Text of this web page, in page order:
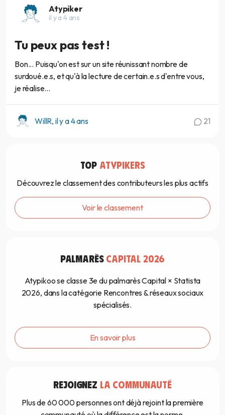
Atypiker
il y a 4 ans
Tu peux pas test !
Bon... Puisqu'on est sur un site réunissant nombre de
surdoué.e.s, et qu'à la lecture de certain.e.s d'entre vous,
je réalise...
WillR, il y a 4 ans 21
TOP ATYPIKERS
Découvrez le classement des contributeurs les plus actifs
Voir le classement
PALMARÈS CAPITAL 2026
Atypikoo se classe 3e du palmarès Capital × Statista
2026, dans la catégorie Rencontres & réseaux sociaux
spécialisés.
En savoir plus
REJOIGNEZ LA COMMUNAUTÉ
Plus de 60 000 personnes ont déjà rejoint la première